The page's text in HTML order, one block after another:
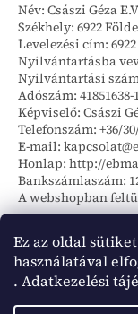
Ez az oldal
használatával
. Adatkezelési
Név: Császi Géza
Székhely: 6922
Levelezési cím:
Nyilvántartásba
Nyilvántartási
Adószám: 41851638-
Képviselő: Császi
Telefonszám: +36/
E-mail:
Honlap: http://
Bankszámlaszám:
A webshopban
Szállítási
Foxpost
Foxpost